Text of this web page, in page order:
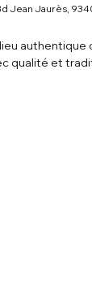
Jean Jaurès,
qualité et